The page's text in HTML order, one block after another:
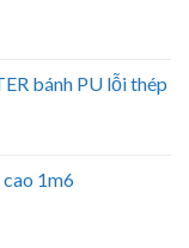
bánh PU lỗi thép
cao 1m6